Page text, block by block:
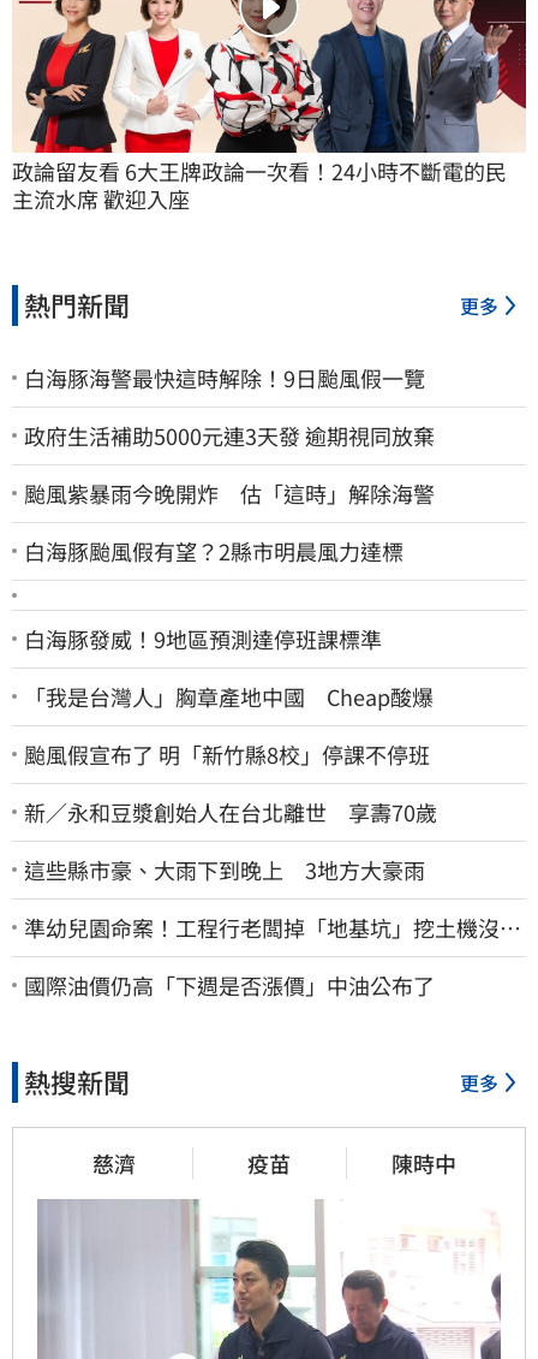
政論留友看 6大王牌政論一次看！24小時不斷電的民
主流水席 歡迎入座
熱門新聞 更多
白海豚海警最快這時解除！9日颱風假一覽
政府生活補助5000元連3天發 逾期視同放棄
颱風紫暴雨今晚開炸 估「這時」解除海警
白海豚颱風假有望？2縣市明晨風力達標
白海豚發威！9地區預測達停班課標準
「我是台灣人」胸章產地中國 Cheap酸爆
颱風假宣布了 明「新竹縣8校」停課不停班
新／永和豆漿創始人在台北離世 享壽70歲
這些縣市豪、大雨下到晚上 3地方大豪雨
準幼兒園命案！工程行老闆掉「地基坑」挖土機沒看
到…下土石活埋他
國際油價仍高「下週是否漲價」中油公布了
熱搜新聞 更多
慈濟 疫苗 陳時中